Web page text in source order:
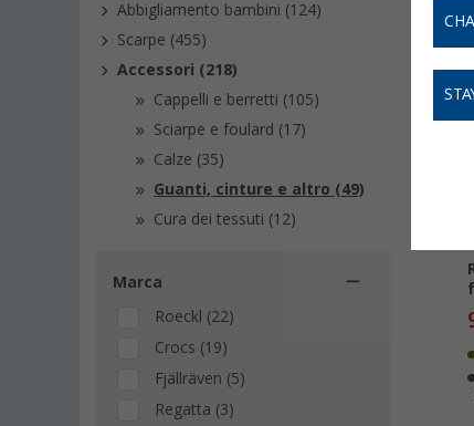
Abbigliamento bambini (124)
Scarpe (455)
Accessori (218)
Cappelli e berretti (105)
Sciarpe e foulard (17)
Calze (35)
Guanti, cinture e altro (49)
Cura dei tessuti (12)
Marca
Roeckl (22)
Crocs (19)
Fjällräven (5)
Regatta (3)